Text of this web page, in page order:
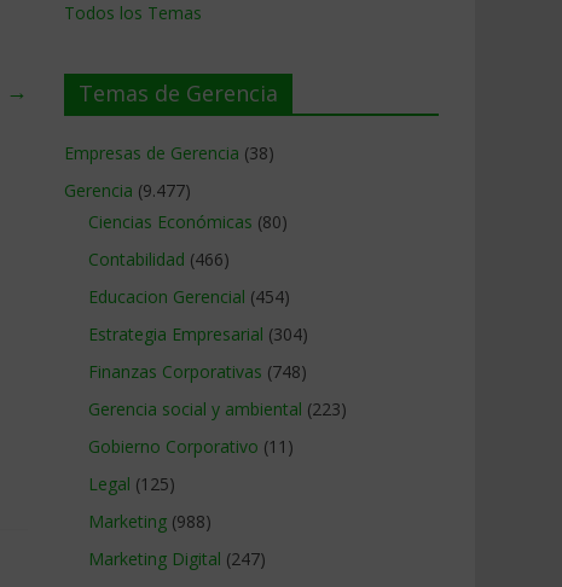
→
Todos los Temas
Temas de Gerencia
Empresas de Gerencia (38)
Gerencia (9.477)
Ciencias Económicas (80)
Contabilidad (466)
Educacion Gerencial (454)
Estrategia Empresarial (304)
Finanzas Corporativas (748)
Gerencia social y ambiental (223)
Gobierno Corporativo (11)
Legal (125)
Marketing (988)
Marketing Digital (247)